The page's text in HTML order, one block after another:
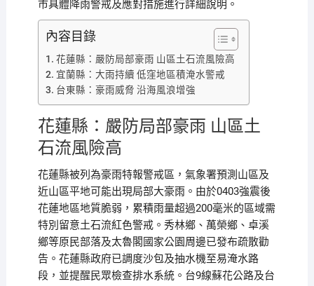
市具體降雨警戒及應對措施進行詳細說明。
內容目錄
花蓮縣：嚴防局部豪雨 山區土石流風險高
宜蘭縣：大雨持續 低窪地區積淹水警戒
台東縣：豪雨威脅 沿海風浪增強
花蓮縣：嚴防局部豪雨 山區土
石流風險高
花蓮縣被列為豪雨特報警戒區，氣象署預測山區及
近山區平地可能出現局部大豪雨。由於0403強震後
花蓮地區地質脆弱，累積雨量超過200毫米的區域需
特別留意土石流紅色警戒。秀林鄉、萬榮鄉、卓溪
鄉等原民部落及太魯閣國家公園周邊已發布疏散勸
告。花蓮縣政府已調度沙包及抽水機至易淹水路
段，並提醒民眾檢查排水系統。台9線蘇花公路及台